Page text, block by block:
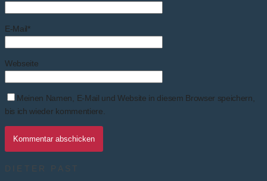
E-Mail*
Webseite
Meinen Namen, E-Mail und Website in diesem Browser speichern,
bis ich wieder kommentiere.
DIETER PAST